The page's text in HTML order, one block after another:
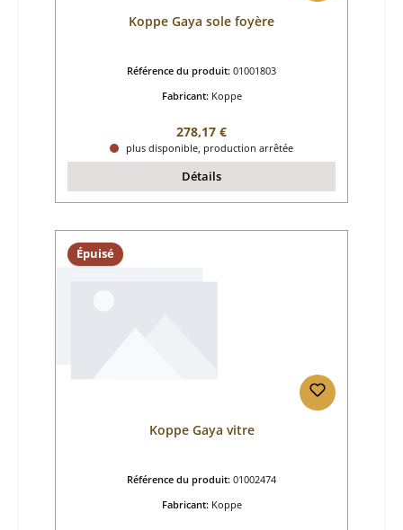
Koppe Gaya sole foyère
Référence du produit: 01001803
Fabricant: Koppe
Prix régulier :
278,17 €
plus disponible, production arrêtée
Détails
Épuisé
Koppe Gaya vitre
Référence du produit: 01002474
Fabricant: Koppe